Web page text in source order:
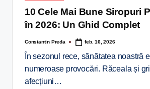
10 Cele Mai Bune Siropuri
în 2026: Un Ghid Complet
Constantin Preda feb. 16, 2026
În sezonul rece, sănătatea noastră
numeroase provocări. Răceala și
afecțiuni…